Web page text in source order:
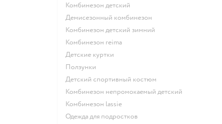
Комбинезон детский
Демисезонный комбинезон
Комбинезон детский зимний
Комбинезон reima
Детские куртки
Ползунки
Детский спортивный костюм
Комбинезон непромокаемый детский
Комбинезон lassie
Одежда для подростков